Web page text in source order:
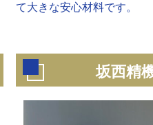
て大きな安心材料です。
坂西精